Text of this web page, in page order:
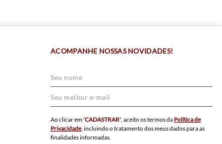
ACOMPANHE NOSSAS NOVIDADES!
Ao clicar em'CADASTRAR', aceito os termos da Política de
Privacidade, incluindo o tratamento dos meus dados para as
finalidades informadas.